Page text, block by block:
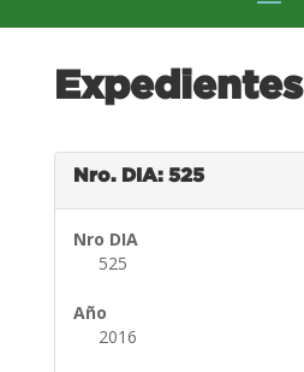
Expedientes
Nro. DIA: 525
Nro DIA
525
Año
2016